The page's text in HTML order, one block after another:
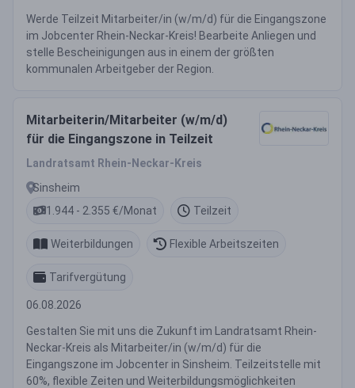
Werde Teilzeit Mitarbeiter/in (w/m/d) für die Eingangszone
im Jobcenter Rhein-Neckar-Kreis! Bearbeite Anliegen und
stelle Bescheinigungen aus in einem der größten
kommunalen Arbeitgeber der Region.
Mitarbeiterin/Mitarbeiter (w/m/d)
für die Eingangszone in Teilzeit
Landratsamt Rhein-Neckar-Kreis
Sinsheim
1.944 - 2.355 €/Monat
Teilzeit
Weiterbildungen Flexible Arbeitszeiten
Tarifvergütung
06.08.2026
Gestalten Sie mit uns die Zukunft im Landratsamt Rhein-
Neckar-Kreis als Mitarbeiter/in (w/m/d) für die
Eingangszone im Jobcenter in Sinsheim. Teilzeitstelle mit
60%, flexible Zeiten und Weiterbildungsmöglichkeiten